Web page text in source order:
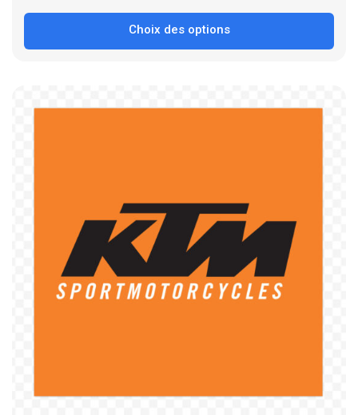
Choix des options